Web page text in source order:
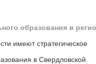
образования в
имеют стратегическое
в Свердловской